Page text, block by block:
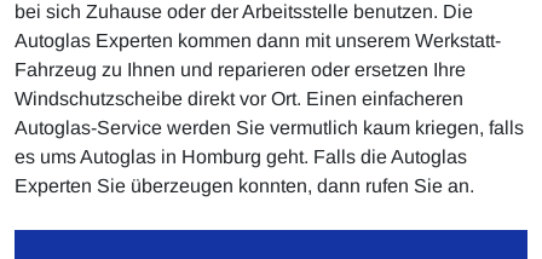
bei sich Zuhause oder der Arbeitsstelle benutzen. Die
Autoglas Experten kommen dann mit unserem Werkstatt-
Fahrzeug zu Ihnen und reparieren oder ersetzen Ihre
Windschutzscheibe direkt vor Ort. Einen einfacheren
Autoglas-Service werden Sie vermutlich kaum kriegen, falls
es ums Autoglas in Homburg geht. Falls die Autoglas
Experten Sie überzeugen konnten, dann rufen Sie an.